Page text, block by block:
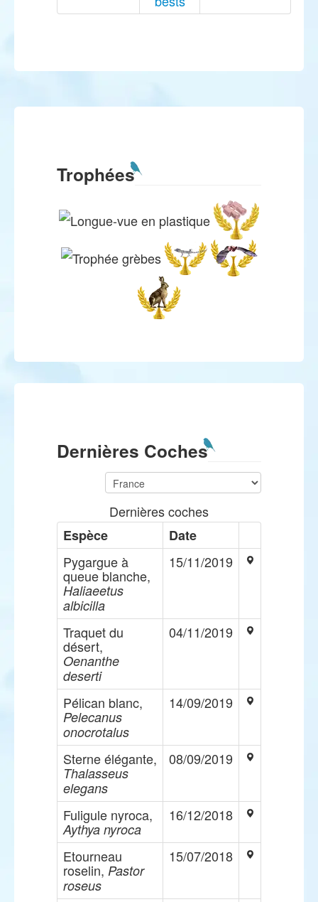
Trophées
Dernières Coches
Dernières coches
Espèce
Date
Pygargue à
queue blanche,
Haliaeetus
albicilla
15/11/2019
Traquet du
désert,
Oenanthe
deserti
04/11/2019
Pélican blanc,
Pelecanus
onocrotalus
14/09/2019
Sterne élégante,
Thalasseus
elegans
08/09/2019
Fuligule nyroca,
Aythya nyroca
16/12/2018
Etourneau
roselin, Pastor
roseus
15/07/2018